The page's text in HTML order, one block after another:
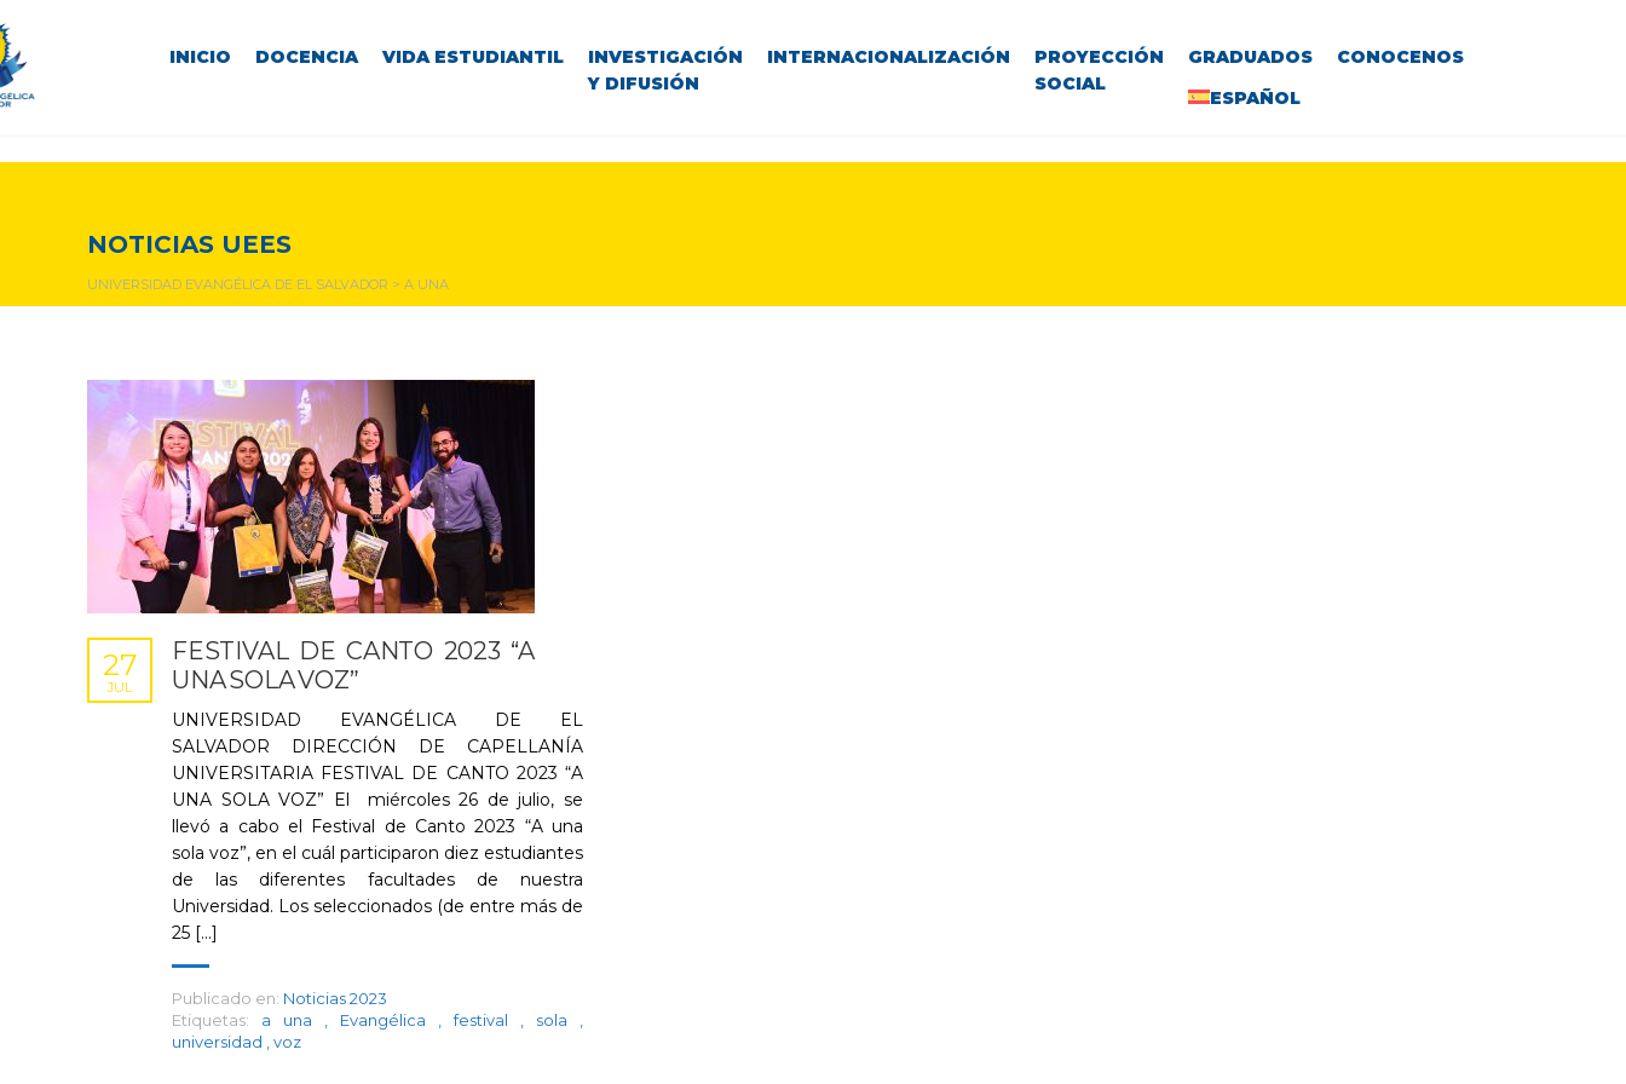
INICIO DOCENCIA VIDA ESTUDIANTIL
INVESTIGACIÓN
Y DIFUSIÓN
INTERNACIONALIZACIÓN
PROYECCIÓN
SOCIAL
GRADUADOS
CONOCENOS
ESPAÑOL
NOTICIAS UEES
UNIVERSIDAD EVANGÉLICA DE EL SALVADOR > A UNA
FESTIVAL DE CANTO 2023 “A
UNA SOLA VOZ”
27
JUL
UNIVERSIDAD EVANGÉLICA DE EL
SALVADOR DIRECCIÓN DE CAPELLANÍA
UNIVERSITARIA FESTIVAL DE CANTO 2023 “A
UNA SOLA VOZ” El miércoles 26 de julio, se
llevó a cabo el Festival de Canto 2023 “A una
sola voz”, en el cuál participaron diez estudiantes
de las diferentes facultades de nuestra
Universidad. Los seleccionados (de entre más de
25 [...]
Publicado en: Noticias 2023
Etiquetas:
a una Evangélica festival sola
universidad
voz